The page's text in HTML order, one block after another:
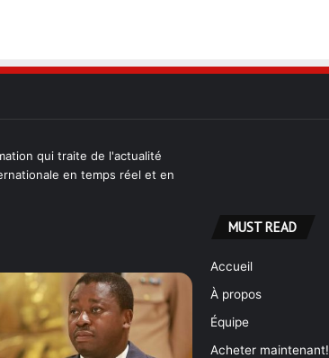
qui traite de l'actualité
en temps réel et en
MUST READ
Accueil
À propos
Équipe
Acheter maintenant!